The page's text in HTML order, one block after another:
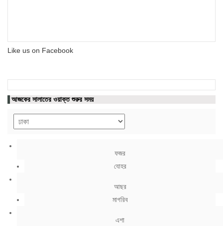
Like us on Facebook
আজকের সালাতের ওয়াক্ত শুরুর সময়
ফজর
যোহর
আছর
মাগরিব
এশা